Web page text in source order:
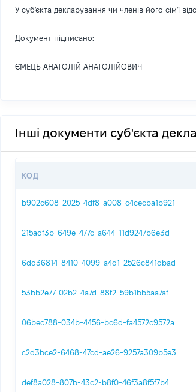
У суб'єкта декларування чи членів його сім'ї
Документ підписано:
ЄМЕЦЬ АНАТОЛІЙ АНАТОЛІЙОВИЧ
Інші документи суб'єкта
КОД
b902c608-2025-4df8-a008-c4cecba1b921
215adf3b-649e-477c-a644-11d9247b6e3d
6dd36814-8410-4099-a4d1-2526c841dbad
53bb2e77-02b2-4a7d-88f2-59b1bb5aa7af
06bec788-034b-4456-bc6d-fa4572c9572a
c2d3bce2-6468-47cd-ae26-9257a309b5e3
def8a028-807b-43c2-b8f0-46f3a8f5f7b4